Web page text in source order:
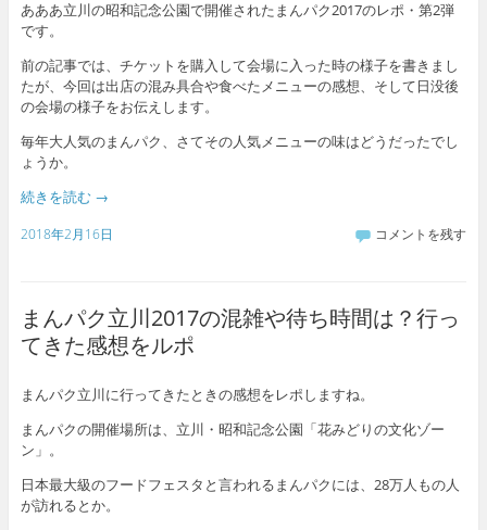
あああ立川の昭和記念公園で開催されたまんパク2017のレポ・第2弾
です。
前の記事では、チケットを購入して会場に入った時の様子を書きまし
たが、今回は出店の混み具合や食べたメニューの感想、そして日没後
の会場の様子をお伝えします。
毎年大人気のまんパク、さてその人気メニューの味はどうだったでし
ょうか。
続きを読む →
2018年2月16日 コメントを残す
まんパク立川2017の混雑や待ち時間は？行っ
てきた感想をルポ
まんパク立川に行ってきたときの感想をレポしますね。
まんパクの開催場所は、立川・昭和記念公園「花みどりの文化ゾー
ン」。
日本最大級のフードフェスタと言われるまんパクには、28万人もの人
が訪れるとか。